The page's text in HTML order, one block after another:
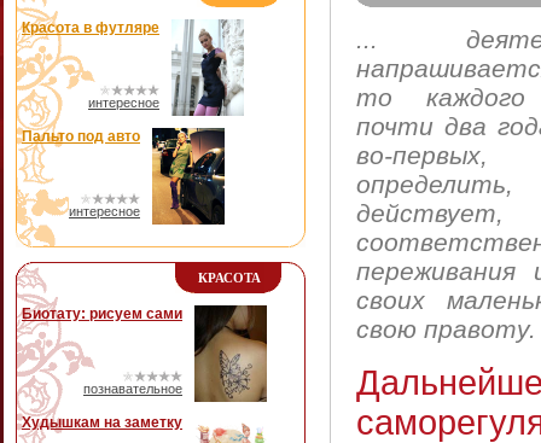
Красота в футляре
интересное
Пальто под авто
интересное
КРАСОТА
Биотату: рисуем сами
познавательное
Худышкам на заметку
...
то каждого
почти два
во-
своих
свою правоту.